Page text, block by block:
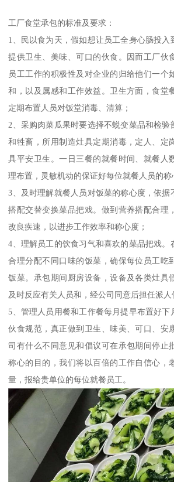
工厂食堂承包的标准及要求：
1、民以食为天，假如想让员工全身心肠投入
提供卫生、美味、可口的伙食。因而工厂伙
员工工作的积极性及对企业的归给他们一个
和，以及属感和工作效益。卫生方面，食堂
定期布置人员对饭堂消毒、清算；
2、采购肉菜瓜果时要选择不蜕变菜品和检验
和牲畜，所用制造灶具定期消毒，定人、定
具平安卫生。一日三餐的就餐时间、就餐人
理布置，灵敏机动的保证好每位就餐人员的称
3、及时理解就餐人员对饭菜的称心度，依据
搭配交替变换菜品把戏。做到营养搭配合理
改良疾速，以进步工作效率和称心度；
4、理解员工的饮食习气和喜欢的菜品把戏。
合理分配不同口味的饭菜，确保每位员工吃
饭菜。承包期间厨房设备，设备及各类灶具
及时反应有关人员和，经公司同意后担任派人
5、管理人员用餐和工作餐每月提早布置好下
伙食规范，真正做到卫生、味美、可口、安
司有什么不同意见和倡议可在承包期间停止
称心的目的，我们将以百倍的工作自信心，
量，报给贵单位的每位就餐员工。